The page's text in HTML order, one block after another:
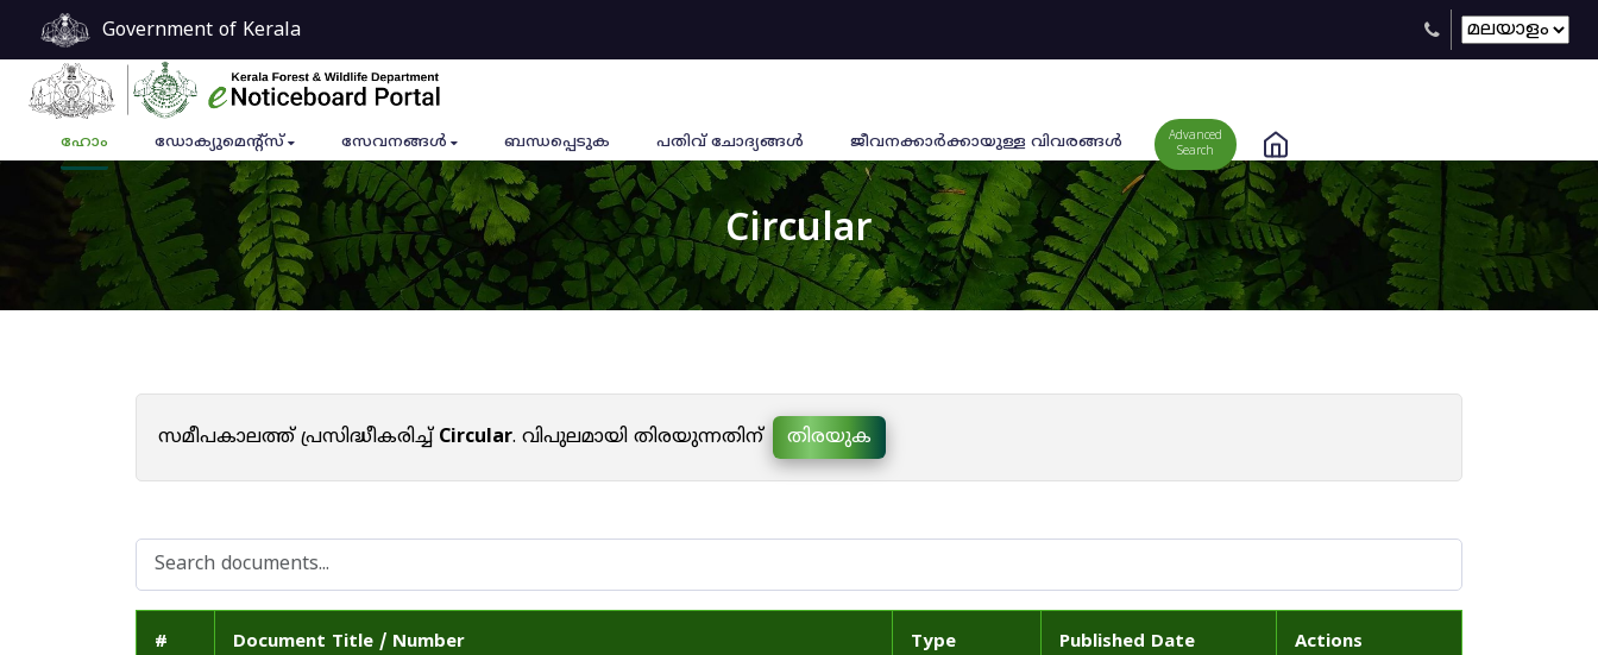
Government of Kerala
ഹോം ഡോക്യുമെൻ്റ്സ് സേവനങ്ങൾ ബന്ധപ്പെടുക പതിവ് ചോദ്യങ്ങൾ ജീവനക്കാര്‍ക്കായുള്ള വിവരങ്ങള്‍
Advanced
Search
Circular
സമീപകാലത്ത് പ്രസിദ്ധീകരിച്ച്Circular. വിപുലമായി തിരയുന്നതിന് തിരയുക
# Document Title / Number Type Published Date Actions